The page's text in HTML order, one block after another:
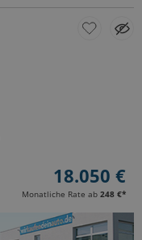
18.050 €
Monatliche Rate ab 248 €*